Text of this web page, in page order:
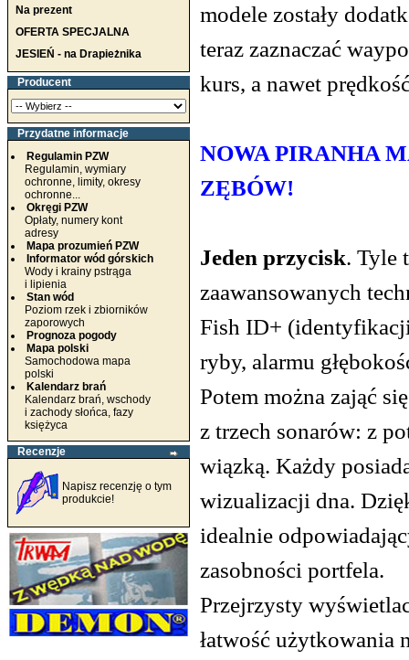
Na prezent
OFERTA SPECJALNA
JESIEŃ - na Drapieżnika
Producent
Przydatne informacje
Regulamin PZW
Regulamin, wymiary
ochronne, limity, okresy
ochronne...
Okręgi PZW
Opłaty, numery kont
adresy
Mapa prozumień PZW
Informator wód górskich
Wody i krainy pstrąga
i lipienia
Stan wód
Poziom rzek i zbiorników
zaporowych
Prognoza pogody
Mapa polski
Samochodowa mapa
polski
Kalendarz brań
Kalendarz brań, wschody
i zachody słońca, fazy
księżyca
Recenzje
Napisz recenzję o tym
produkcie!
modele zostały
teraz zaznaczać
kurs, a nawet
NOWA PIRANHA
ZĘBÓW!
Jeden przycisk. Tyle
zaawansowanych
Fish ID+
ryby, alarmu
Potem można zająć
z trzech sonarów: z
wiązką. Każdy
wizualizacji dna.
idealnie
zasobności portfela.
Przejrzysty
łatwość użytkowania